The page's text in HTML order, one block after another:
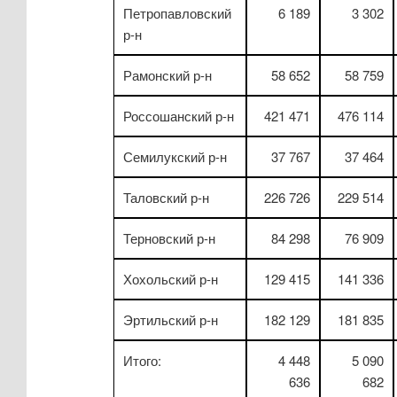
Петропавловский
р-н
6 189 3 302
Рамонский р-н 58 652 58 759
Россошанский р-н 421 471 476 114
Семилукский р-н 37 767 37 464
Таловский р-н 226 726 229 514
Терновский р-н 84 298 76 909
Хохольский р-н 129 415 141 336
Эртильский р-н 182 129 181 835
Итого:
4 448
636
5 090
682